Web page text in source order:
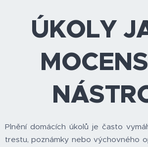
ÚKOLY
Plnění domácích úkolů je často
trestu, poznámky nebo výchovného